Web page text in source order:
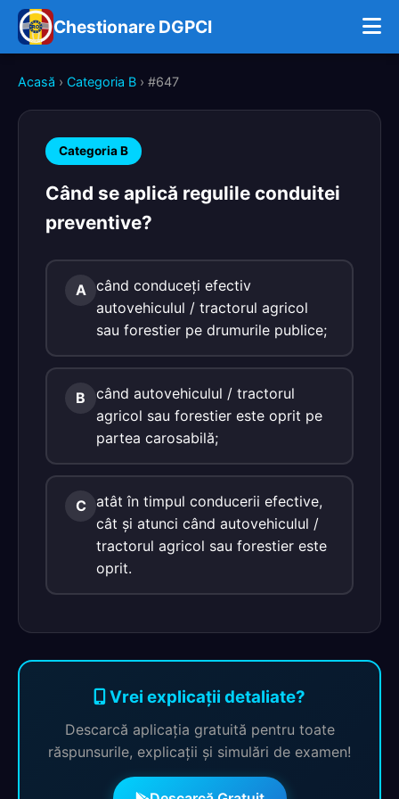
Chestionare DGPCI
Acasă › Categoria B › #647
Categoria B
Când se aplică regulile conduitei
preventive?
A când conduceți efectiv
autovehiculul / tractorul agricol
sau forestier pe drumurile publice;
B
când autovehiculul / tractorul
agricol sau forestier este oprit pe
partea carosabilă;
C atât în timpul conducerii efective,
cât și atunci când autovehiculul /
tractorul agricol sau forestier este
oprit.
Vrei explicații detaliate?
Descarcă aplicația gratuită pentru toate
răspunsurile, explicații și simulări de examen!